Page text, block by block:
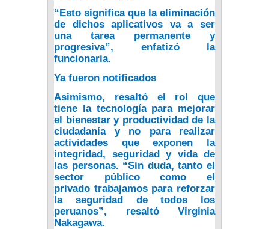
“Esto significa que la eliminación
de dichos aplicativos va a ser
una tarea permanente y
progresiva”, enfatizó la
funcionaria.
Ya fueron notificados
Asimismo, resaltó el rol que
tiene la tecnología para mejorar
el bienestar y productividad de la
ciudadanía y no para realizar
actividades que exponen la
integridad, seguridad y vida de
las personas. “Sin duda, tanto el
sector público como el
privado trabajamos para reforzar
la seguridad de todos los
peruanos”, resaltó Virginia
Nakagawa.